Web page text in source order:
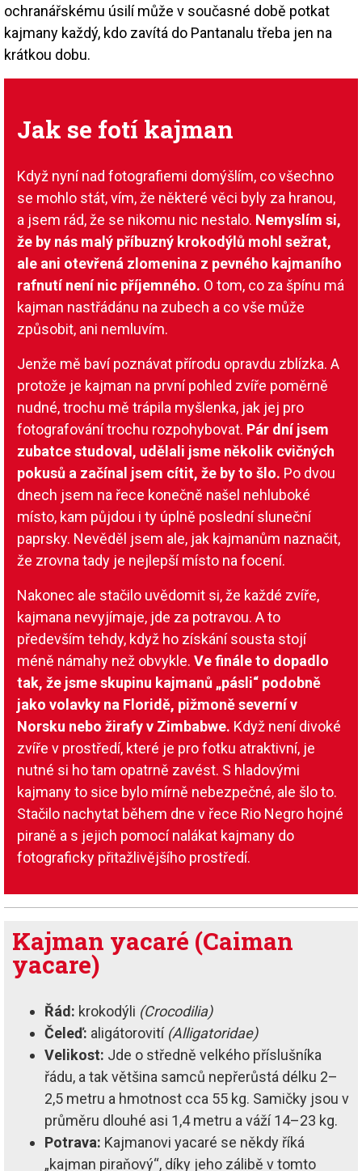
ochranářskému úsilí může v současné době potkat
kajmany každý, kdo zavítá do Pantanalu třeba jen na
krátkou dobu.
Jak se fotí kajman
Když nyní nad fotografiemi domýšlím, co všechno
se mohlo stát, vím, že některé věci byly za hranou,
a jsem rád, že se nikomu nic nestalo. Nemyslím si,
že by nás malý příbuzný krokodýlů mohl sežrat,
ale ani otevřená zlomenina z pevného kajmaního
rafnutí není nic příjemného. O tom, co za špínu má
kajman nastřádánu na zubech a co vše může
způsobit, ani nemluvím.
Jenže mě baví poznávat přírodu opravdu zblízka. A
protože je kajman na první pohled zvíře poměrně
nudné, trochu mě trápila myšlenka, jak jej pro
fotografování trochu rozpohybovat. Pár dní jsem
zubatce studoval, udělali jsme několik cvičných
pokusů a začínal jsem cítit, že by to šlo. Po dvou
dnech jsem na řece konečně našel nehluboké
místo, kam půjdou i ty úplně poslední sluneční
paprsky. Nevěděl jsem ale, jak kajmanům naznačit,
že zrovna tady je nejlepší místo na focení.
Nakonec ale stačilo uvědomit si, že každé zvíře,
kajmana nevyjímaje, jde za potravou. A to
především tehdy, když ho získání sousta stojí
méně námahy než obvykle. Ve finále to dopadlo
tak, že jsme skupinu kajmanů „pásli“ podobně
jako volavky na Floridě, pižmoně severní v
Norsku nebo žirafy v Zimbabwe. Když není divoké
zvíře v prostředí, které je pro fotku atraktivní, je
nutné si ho tam opatrně zavést. S hladovými
kajmany to sice bylo mírně nebezpečné, ale šlo to.
Stačilo nachytat během dne v řece Rio Negro hojné
piraně a s jejich pomocí nalákat kajmany do
fotograficky přitažlivějšího prostředí.
Kajman yacaré (Caiman
yacare)
Řád: krokodýli (Crocodilia)
Čeleď: aligátorovití (Alligatoridae)
Velikost: Jde o středně velkého příslušníka
řádu, a tak většina samců nepřerůstá délku 2–
2,5 metru a hmotnost cca 55 kg. Samičky jsou v
průměru dlouhé asi 1,4 metru a váží 14–23 kg.
Potrava: Kajmanovi yacaré se někdy říká
„kajman piraňový“, díky jeho zálibě v tomto